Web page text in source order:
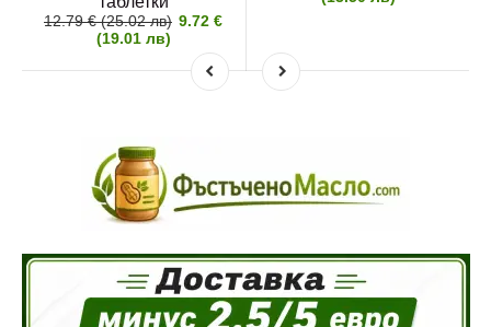
12.79 € (25.02 лв) 9.72 €
(19.01 лв)